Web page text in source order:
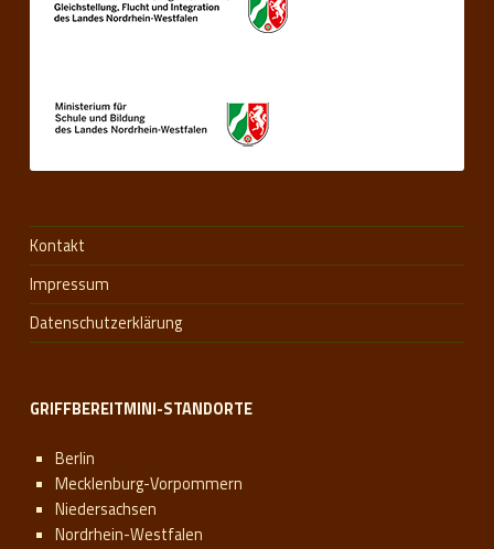
Kontakt
Impressum
Datenschutzerklärung
GRIFFBEREITMINI-STANDORTE
Berlin
Mecklenburg-Vorpommern
Niedersachsen
Nordrhein-Westfalen